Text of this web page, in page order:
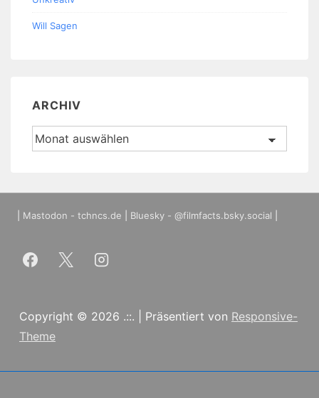
Will Sagen
ARCHIV
Archiv
Mastodon - tchncs.de Bluesky - @filmfacts.bsky.social
Copyright © 2026 .::. | Präsentiert von Responsive-
Theme